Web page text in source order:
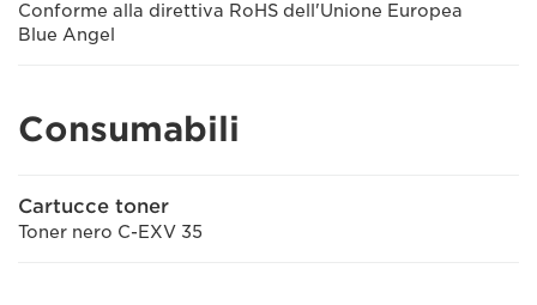
Conforme alla direttiva RoHS dell'Unione Europea
Blue Angel
Consumabili
Cartucce toner
Toner nero C-EXV 35